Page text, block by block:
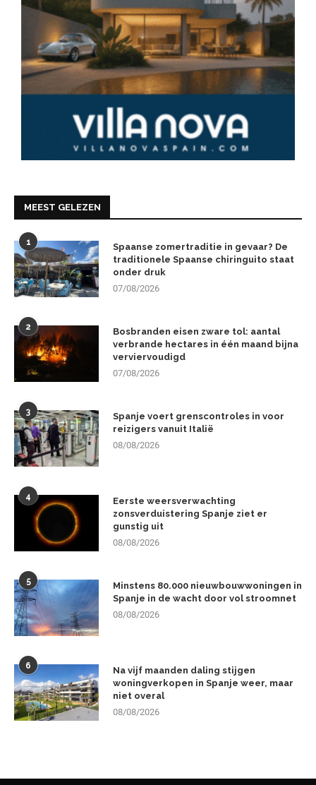
MEEST GELEZEN
1
Spaanse zomertraditie in gevaar? De
traditionele Spaanse chiringuito staat
onder druk
07/08/2026
2
Bosbranden eisen zware tol: aantal
verbrande hectares in één maand bijna
verviervoudigd
07/08/2026
3
Spanje voert grenscontroles in voor
reizigers vanuit Italië
08/08/2026
4
Eerste weersverwachting
zonsverduistering Spanje ziet er
gunstig uit
08/08/2026
5
Minstens 80.000 nieuwbouwwoningen in
Spanje in de wacht door vol stroomnet
08/08/2026
6
Na vijf maanden daling stijgen
woningverkopen in Spanje weer, maar
niet overal
08/08/2026